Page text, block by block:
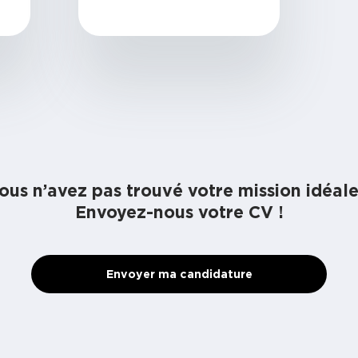
n’avez pas trouvé votre mission
Envoyez-nous votre CV !
Envoyer ma candidature